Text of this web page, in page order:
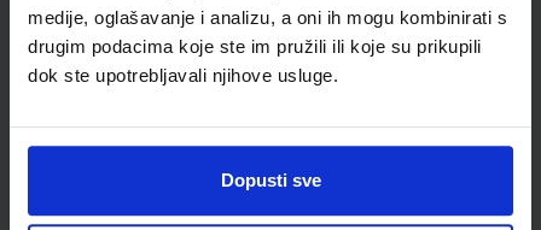
medije, oglašavanje i analizu, a oni ih mogu kombinirati s
drugim podacima koje ste im pružili ili koje su prikupili
dok ste upotrebljavali njihove usluge.
Dopusti sve